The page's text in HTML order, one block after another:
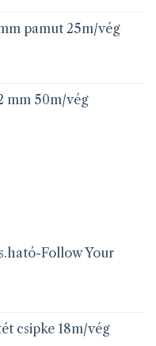
pamut 25m/vég
mm 50m/vég
Follow Your
csipke 18m/vég